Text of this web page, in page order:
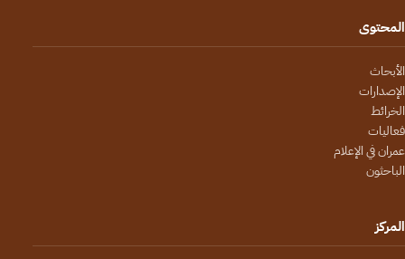
المحتوى
الأبحاث
الإصدارات
الخرائط
فعاليات
عمران في الإعلام
الباحثون
المركز